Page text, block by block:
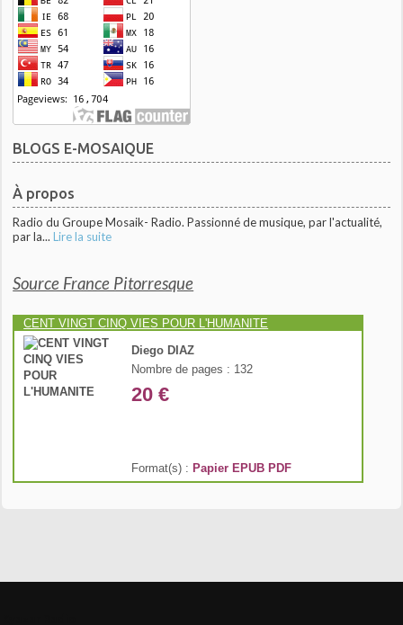
BLOGS E-MOSAIQUE
À propos
Radio du Groupe Mosaik- Radio. Passionné de musique, par l'actualité,
par la... Lire la suite
Source France Pitorresque
CENT VINGT CINQ VIES POUR L'HUMANITE
Diego DIAZ
Nombre de pages : 132
20 €
Format(s) : Papier EPUB PDF